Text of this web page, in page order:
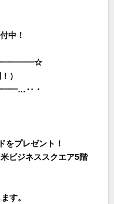
中！
）
・
をプレゼント！
ビジネススクエア5階
す。